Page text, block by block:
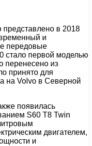
представлено в 2018
и
передовые
стало первой моделью
перенесено из
принято для
на Volvo в Северной
появилась
S60 T8 Twin
двигателем,
и